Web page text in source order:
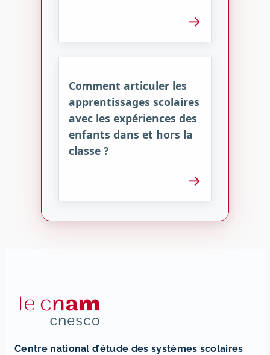
→
Comment articuler les
apprentissages scolaires
avec les expériences des
enfants dans et hors la
classe ?
→
Centre national d’étude des systèmes scolaires